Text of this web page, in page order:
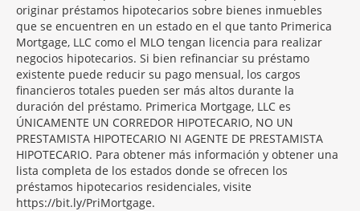
originar préstamos hipotecarios sobre bienes inmuebles
que se encuentren en un estado en el que tanto Primerica
Mortgage, LLC como el MLO tengan licencia para realizar
negocios hipotecarios. Si bien refinanciar su préstamo
existente puede reducir su pago mensual, los cargos
financieros totales pueden ser más altos durante la
duración del préstamo. Primerica Mortgage, LLC es
ÚNICAMENTE UN CORREDOR HIPOTECARIO, NO UN
PRESTAMISTA HIPOTECARIO NI AGENTE DE PRESTAMISTA
HIPOTECARIO. Para obtener más información y obtener una
lista completa de los estados donde se ofrecen los
préstamos hipotecarios residenciales, visite
https://bit.ly/PriMortgage.